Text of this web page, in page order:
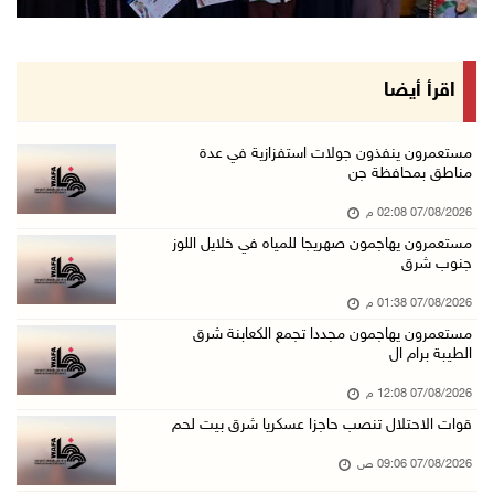
أسعار النفط تواصل الصعود وسط مخاوف بشأن مستقب ...
الذهب يتجه لأفضل أداء أسبوعي منذ كانون الثاني
قوات الاحتلال تنصب حاجزا عسكريا شرق بيت لحم
مستعمرون بحماية قوات الاحتلال يقتحمون برك سلي ...
محافظة القدس: انسحاب قوات الاحتلال من مخيم قل ...
07/آب/2026 08:23 ص
الطقس: أجواء صافية صيفية والحرارة حول معدلها ...
07/آب/2026 08:15 ص
اقرأ أيضا
مستعمرون ينفذون جولات استفزازية في عدة
مناطق بمحافظة جن
07/08/2026 02:08 م
مستعمرون يهاجمون صهريجا للمياه في خلايل اللوز
جنوب شرق
07/08/2026 01:38 م
مستعمرون يهاجمون مجددا تجمع الكعابنة شرق
الطيبة برام ال
07/08/2026 12:08 م
قوات الاحتلال تنصب حاجزا عسكريا شرق بيت لحم
07/08/2026 09:06 ص